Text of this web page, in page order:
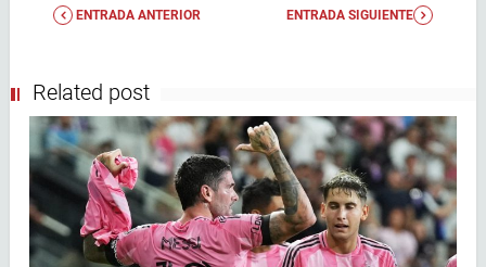
ENTRADA ANTERIOR ENTRADA SIGUIENTE
Related post